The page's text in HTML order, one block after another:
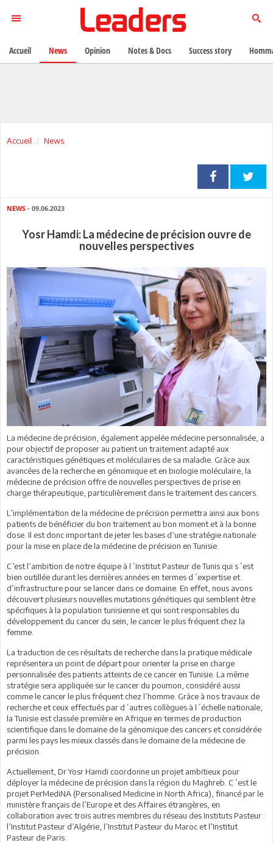
Accueil News
NEWS - 09.06.2023
Yosr Hamdi: La médecine de précision ouvre de
nouvelles perspectives
La médecine de précision, également appelée médecine personnalisée, a
pour objectif de proposer au patient un traitement adapté aux
caractéristiques génétiques et moléculaires de sa maladie. Grâce aux
avancées de la recherche en génomique et en biologie moléculaire, la
médecine de précision offre de nouvelles perspectives de prise en
charge thérapeutique, particulièrement dans le traitement des cancers.
L’implémentation de la médecine de précision permettra ainsi aux bons
patients de bénéficier du bon traitement au bon moment et à la bonne
dose. Il est donc important de jeter les bases d’une stratégie nationale
pour la mise en place de la médecine de précision en Tunisie.
C’est l’ambition de notre équipe à l´Institut Pasteur de Tunis qui s´est
bien outillée durant les dernières années en termes d´expertise et
d’infrastructure pour se lancer dans ce domaine. En effet, nous avons
découvert plusieurs nouvelles mutations génétiques qui semblent être
spécifiques à la population tunisienne et qui sont responsables du
développement du cancer du sein, le cancer le plus fréquent chez la
femme.
La traduction de ces résultats de recherche dans la pratique médicale
représentera un point de départ pour orienter la prise en charge
personnalisée des patients atteints de ce cancer en Tunisie. La même
stratégie sera appliquée sur le cancer du poumon, considéré aussi
comme le cancer le plus fréquent chez l’homme. Grâce à nos travaux de
recherche et ceux effectués par d´autres collègues à l´échelle nationale,
la Tunisie est classée première en Afrique en termes de production
scientifique dans le domaine de la génomique des cancers et considérée
parmi les pays les mieux classés dans le domaine de la médecine de
précision.
Actuellement, Dr Yosr Hamdi coordonne un projet ambitieux pour
déployer la médecine de précision dans la région du Maghreb. C´est le
projet PerMediNA (Personalised Medicine in North Africa), financé par le
ministère français de l’Europe et des Affaires étrangères, en
collaboration avec trois autres membres du réseau des Instituts Pasteur :
l’Institut Pasteur d’Algérie, l’Institut Pasteur du Maroc et l’Institut
Pasteur de Paris.
Accueil News Opinion Notes & Docs Success story